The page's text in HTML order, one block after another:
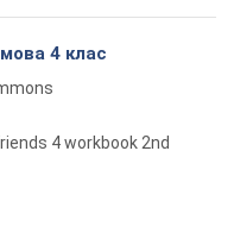
4 клас
4 workbook 2nd